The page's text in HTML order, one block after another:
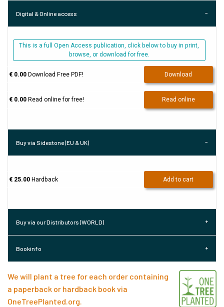
Digital & Online access
This is a full Open Access publication, click below to buy in print,
browse, or download for free.
€ 0.00Download Free PDF! Download
€ 0.00Read online for free! Read online
Buy via Sidestone (EU & UK)
€ 25.00Hardback Add to cart
Buy via our Distributors (WORLD)
Bookinfo
We will plant a tree for each order containing
a paperback or hardback book via
OneTreePlanted.org.